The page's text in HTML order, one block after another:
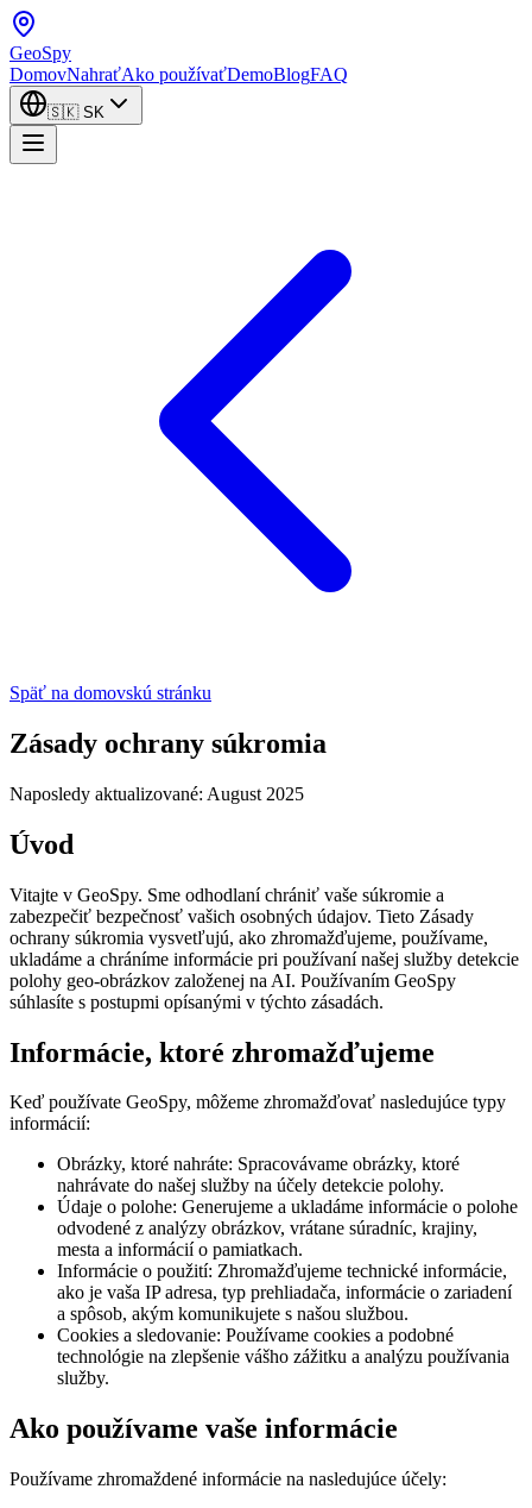
GeoSpy
DomovNahraťAko používaťDemoBlogFAQ
🇸🇰 SK
Späť na domovskú stránku
Zásady ochrany súkromia
Naposledy aktualizované: August 2025
Úvod
Vitajte v GeoSpy. Sme odhodlaní chrániť vaše súkromie a
zabezpečiť bezpečnosť vašich osobných údajov. Tieto Zásady
ochrany súkromia vysvetľujú, ako zhromažďujeme, používame,
ukladáme a chráníme informácie pri používaní našej služby detekcie
polohy geo-obrázkov založenej na AI. Používaním GeoSpy
súhlasíte s postupmi opísanými v týchto zásadách.
Informácie, ktoré zhromažďujeme
Keď používate GeoSpy, môžeme zhromažďovať nasledujúce typy
informácií:
Obrázky, ktoré nahráte: Spracovávame obrázky, ktoré
nahrávate do našej služby na účely detekcie polohy.
Údaje o polohe: Generujeme a ukladáme informácie o polohe
odvodené z analýzy obrázkov, vrátane súradníc, krajiny,
mesta a informácií o pamiatkach.
Informácie o použití: Zhromažďujeme technické informácie,
ako je vaša IP adresa, typ prehliadača, informácie o zariadení
a spôsob, akým komunikujete s našou službou.
Cookies a sledovanie: Používame cookies a podobné
technológie na zlepšenie vášho zážitku a analýzu používania
služby.
Ako používame vaše informácie
Používame zhromaždené informácie na nasledujúce účely: